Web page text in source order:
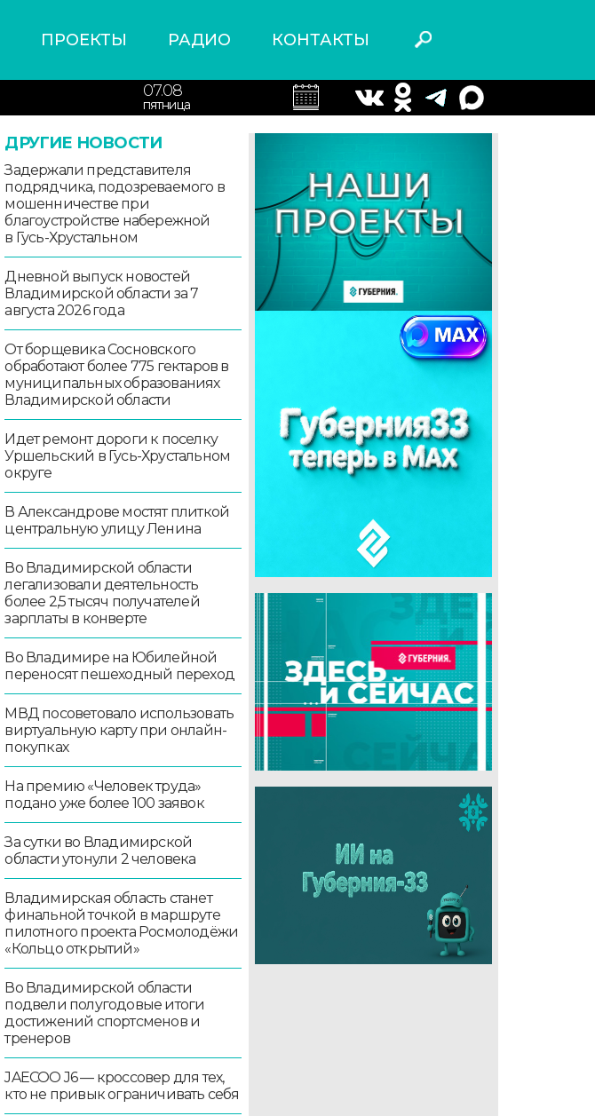
ПРОЕКТЫ РАДИО КОНТАКТЫ
07.08
пятница
ДРУГИЕ НОВОСТИ
Задержали представителя
подрядчика, подозреваемого в
мошенничестве при
благоустройстве набережной
в Гусь-Хрустальном
Дневной выпуск новостей
Владимирской области за 7
августа 2026 года
От борщевика Сосновского
обработают более 775 гектаров в
муниципальных образованиях
Владимирской области
Идет ремонт дороги к поселку
Уршельский в Гусь-Хрустальном
округе
В Александрове мостят плиткой
центральную улицу Ленина
Во Владимирской области
легализовали деятельность
более 2,5 тысяч получателей
зарплаты в конверте
Во Владимире на Юбилейной
переносят пешеходный переход
МВД посоветовало использовать
виртуальную карту при онлайн-
покупках
На премию «Человек труда»
подано уже более 100 заявок
За сутки во Владимирской
области утонули 2 человека
Владимирская область станет
финальной точкой в маршруте
пилотного проекта Росмолодёжи
«Кольцо открытий»
Во Владимирской области
подвели полугодовые итоги
достижений спортсменов и
тренеров
JAECOO J6 — кроссовер для тех,
кто не привык ограничивать себя